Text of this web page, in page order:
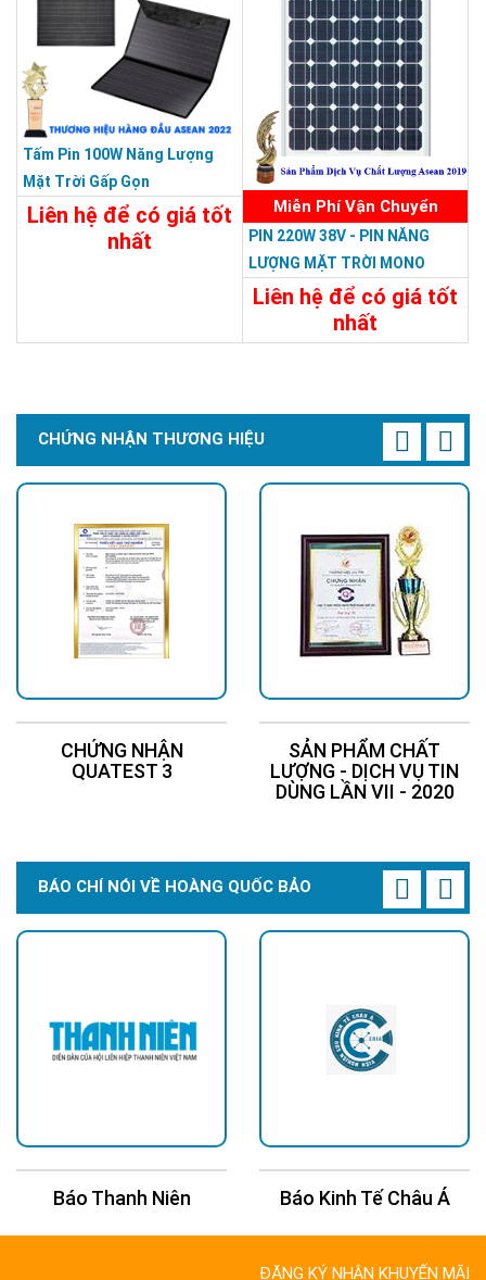
Tấm Pin 100W Năng Lượng
Mặt Trời Gấp Gọn
Liên hệ để có giá tốt
nhất
Miễn Phí Vận Chuyển
PIN 220W 38V - PIN NĂNG
LƯỢNG MẶT TRỜI MONO
220W-38V
Liên hệ để có giá tốt
nhất
CHỨNG NHẬN THƯƠNG HIỆU
CHỨNG NHẬN
QUATEST 3
SẢN PHẨM CHẤT
LƯỢNG - DỊCH VỤ TIN
DÙNG LẦN VII - 2020
BÁO CHÍ NÓI VỀ HOÀNG QUỐC BẢO
Báo Thanh Niên Báo Kinh Tế Châu Á
ĐĂNG KÝ NHẬN KHUYẾN MÃI